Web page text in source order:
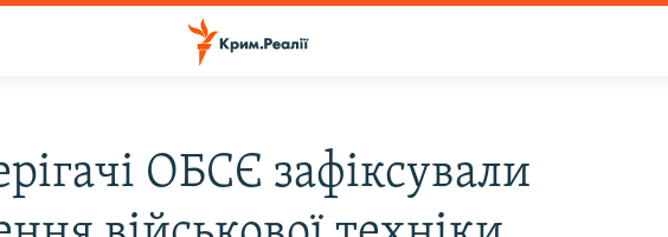
ОБСЄ зафіксували